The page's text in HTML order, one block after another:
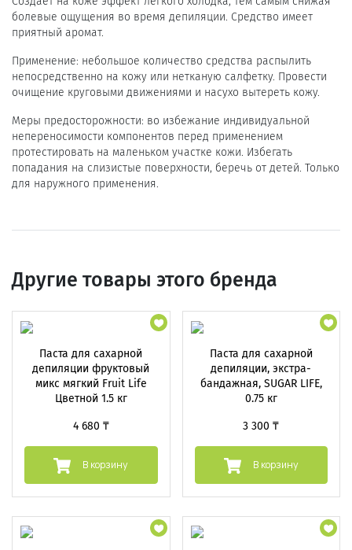
болевые ощущения во время депиляции. Средство имеет
приятный аромат.
Применение: небольшое количество средства распылить
непосредственно на кожу или нетканую салфетку. Провести
очищение круговыми движениями и насухо вытереть кожу.
Меры предосторожности: во избежание индивидуальной
непереносимости компонентов перед применением
протестировать на маленьком участке кожи. Избегать
попадания на слизистые поверхности, беречь от детей. Только
для наружного применения.
Другие товары этого бренда
Паста для сахарной
депиляции фруктовый
микс мягкий Fruit Life
Цветной 1.5 кг
4 680 ₸
В корзину
Паста для сахарной
депиляции, экстра-
бандажная, SUGAR LIFE,
0.75 кг
3 300 ₸
В корзину